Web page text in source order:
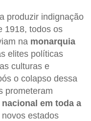
produzir indignação
1918, todos os
na monarquia
elites políticas
culturas e
o colapso dessa
prometeram
em toda a
estados